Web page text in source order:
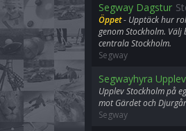
Segway Dagstur
Öppet- Upptäck hur
genom Stockholm.
centrala Stockholm.
Segway
Segwayhyra
Upplev Stockholm på
mot Gärdet och
Segway